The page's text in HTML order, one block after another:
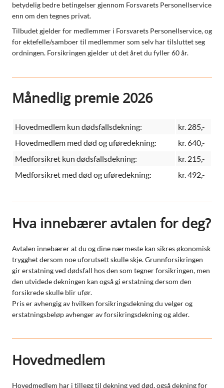
betydelig bedre betingelser gjennom Forsvarets Personellservice
enn om den tegnes privat.
Tilbudet gjelder for medlemmer i Forsvarets Personellservice, og
for ektefelle/samboer til medlemmer som selv har tilsluttet seg
ordningen. Forsikringen gjelder ut det året du fyller 60 år.
Månedlig premie 2026
Hovedmedlem kun dødsfallsdekning:
kr. 285,-
Hovedmedlem med død og uføredekning:
kr. 640,-
Medforsikret kun dødsfallsdekning:
kr. 215,-
Medforsikret med død og uføredekning:
kr. 492,-
Hva innebærer avtalen for deg?
Avtalen innebærer at du og dine nærmeste kan sikres økonomisk
trygghet dersom noe uforutsett skulle skje. Grunnforsikringen
gir erstatning ved dødsfall hos den som tegner forsikringen, men
den utvidede dekningen kan også gi erstatning dersom den
forsikrede skulle blir ufør.
Pris er avhengig av hvilken forsikringsdekning du velger og
erstatningsbeløp avhenger av forsikringsdekning og alder.
Hovedmedlem
Hovedmedlem har i tillegg til dekning ved død, også dekning for